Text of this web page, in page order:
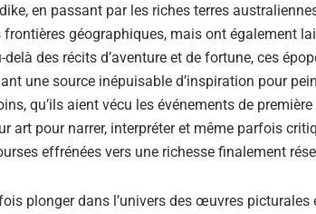
en passant par les riches terres
géographiques, mais ont également
des récits d’aventure et de fortune, ces
une source inépuisable d’inspiration pour
qu’ils aient vécu les événements de
art pour narrer, interpréter et même parfois
effrénées vers une richesse finalement
plonger dans l’univers des œuvres picturales